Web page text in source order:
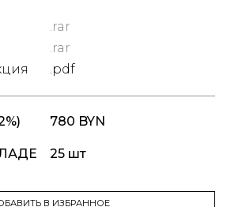
.rar
.rar
.pdf
780 BYN
25 шт
В ИЗБРАННОЕ